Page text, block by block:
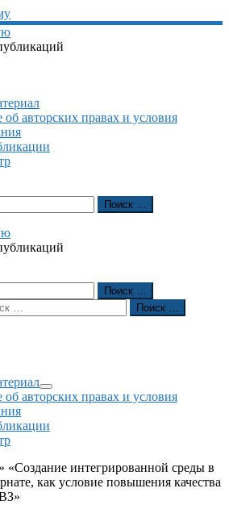
авторских правах и условия
Поиск …
Поиск …
Поиск …
авторских правах и условия
» «Создание интегрированной среды в
как условие повышения качества